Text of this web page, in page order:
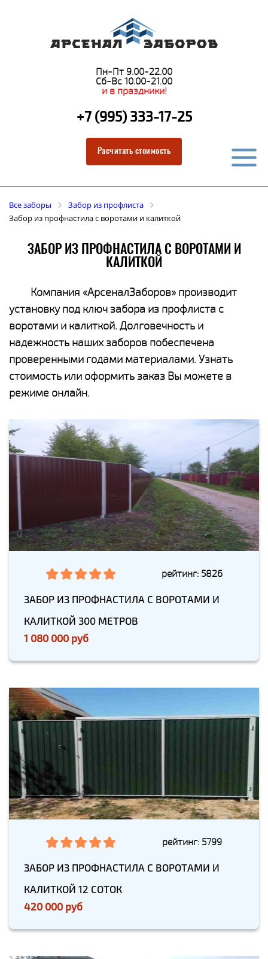
Пн-Пт 9.00-22.00
Сб-Вс 10.00-21.00
и в праздники!
+7 (995) 333-17-25
Расчитать стоимость
Все заборы
Забор из профлиста
Забор из профнастила с воротами и калиткой
ЗАБОР ИЗ ПРОФНАСТИЛА С ВОРОТАМИ И
КАЛИТКОЙ
Компания «АрсеналЗаборов» производит
установку под ключ забора из профлиста с
воротами и калиткой. Долговечность и
надежность наших заборов побеспечена
проверенными годами материалами. Узнать
стоимость или оформить заказ Вы можете в
режиме онлайн.
рейтинг: 5826
ЗАБОР ИЗ ПРОФНАСТИЛА С ВОРОТАМИ И
КАЛИТКОЙ 300 МЕТРОВ
1 080 000 руб
рейтинг: 5799
ЗАБОР ИЗ ПРОФНАСТИЛА С ВОРОТАМИ И
КАЛИТКОЙ 12 СОТОК
420 000 руб